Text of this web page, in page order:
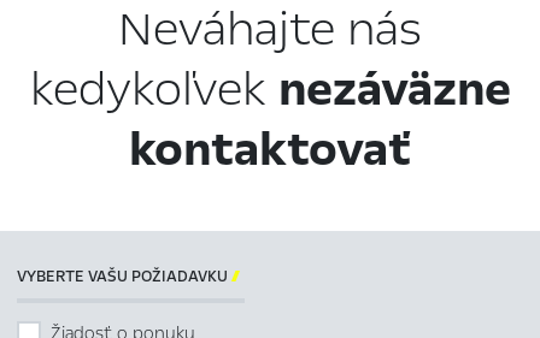
Neváhajte nás
kedykoľvek nezáväzne
kontaktovať
VYBERTE VAŠU POŽIADAVKU 
Žiadosť o ponuku